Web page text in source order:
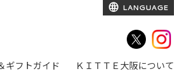
LANGUAGE
ギフトガイド ＫＩＴＴＥ大阪について